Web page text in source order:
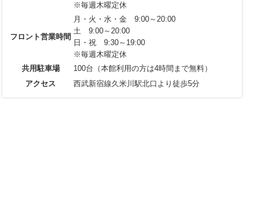
※毎週木曜定休
フロント営業時間
月・火・水・金 9:00～20:00
土 9:00～20:00
日・祝 9:30～19:00
※毎週木曜定休
共用駐車場
100台（本館利用の方は4時間まで無料）
アクセス
西武新宿線久米川駅北口より徒歩5分